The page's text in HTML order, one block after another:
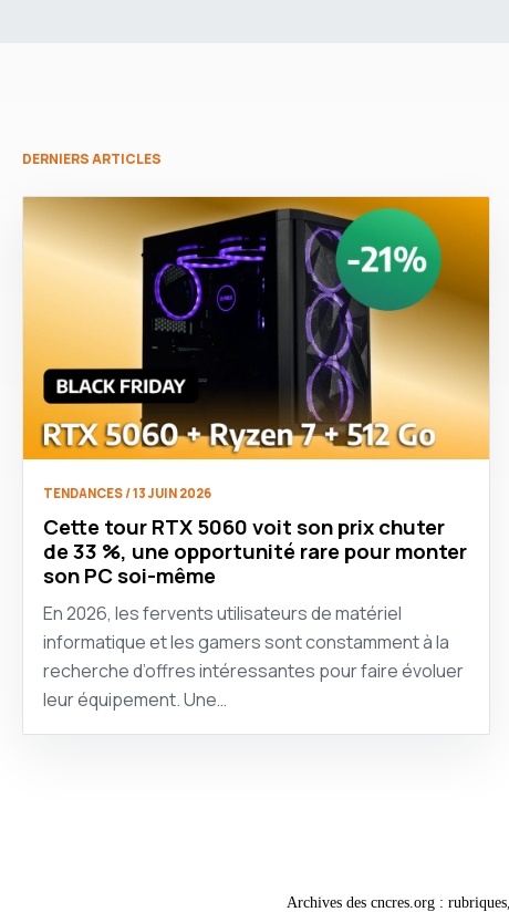
DERNIERS ARTICLES
TENDANCES / 13 JUIN 2026
Cette tour RTX 5060 voit son prix chuter
de 33 %, une opportunité rare pour monter
son PC soi-même
En 2026, les fervents utilisateurs de matériel
informatique et les gamers sont constamment à la
recherche d’offres intéressantes pour faire évoluer
leur équipement. Une…
Archives des cncres.org :